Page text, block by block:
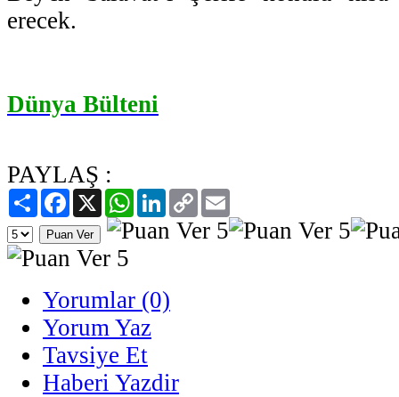
erecek.
Dünya Bülteni
PAYLAŞ :
PaylaşFacebook
X WhatsAppLinkedIn
Copy
Link
Yorumlar (0)
Yorum Yaz
Tavsiye Et
Haberi Yazdir